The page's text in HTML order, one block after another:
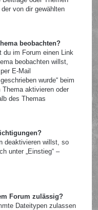
von dir gewählten
beobachten?
du im Forum einen Link
beobachten willst,
E-Mail
wurde“ beim
aktivieren oder
des Themas
deaktivieren willst, so
unter „Einstieg“ –
Forum zulässig?
Dateitypen zulassen